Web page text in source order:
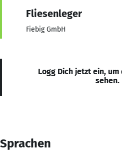
Fliesenleger
Fiebig GmbH
Logg Dich jetzt ein,
sehen.
Sprachen